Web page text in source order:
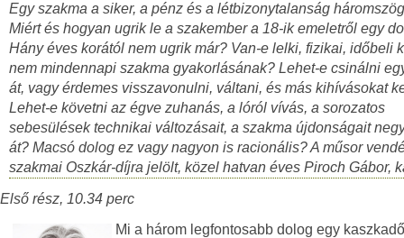
Egy szakma a siker, a pénz és a létbizonytalanság
Miért és hogyan ugrik le a szakember a 18-ik emeletről egy
Hány éves korától nem ugrik már? Van-e lelki, fizikai, időbeli
nem mindennapi szakma gyakorlásának? Lehet-e csinálni
át, vagy érdemes visszavonulni, váltani, és más kihívásokat
Lehet-e követni az égve zuhanás, a lóról vívás, a sorozatos
sebesülések technikai változásait, a szakma újdonságait
át? Macsó dolog ez vagy nagyon is racionális? A műsor
szakmai Oszkár-díjra jelölt, közel hatvan éves Piroch Gábor,
Első rész, 10.34 perc
Mi a három legfontosabb dolog egy